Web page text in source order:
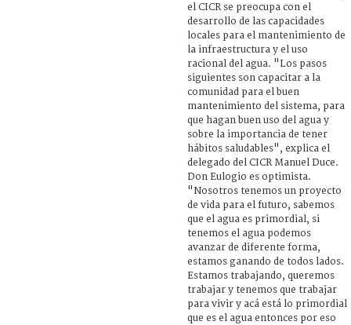
el CICR se preocupa con el
desarrollo de las capacidades
locales para el mantenimiento de
la infraestructura y el uso
racional del agua. "Los pasos
siguientes son capacitar a la
comunidad para el buen
mantenimiento del sistema, para
que hagan buen uso del agua y
sobre la importancia de tener
hábitos saludables", explica el
delegado del CICR Manuel Duce.
Don Eulogio es optimista.
"Nosotros tenemos un proyecto
de vida para el futuro, sabemos
que el agua es primordial, si
tenemos el agua podemos
avanzar de diferente forma,
estamos ganando de todos lados.
Estamos trabajando, queremos
trabajar y tenemos que trabajar
para vivir y acá está lo primordial
que es el agua entonces por eso